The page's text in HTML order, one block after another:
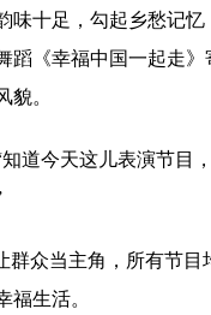
味十足，勾起乡愁记
蹈《幸福中国一起走
貌。
道今天这儿表演节目
群众当主角，所有节
福生活。